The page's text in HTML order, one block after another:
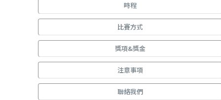
時程
比賽方式
獎項&獎金
注意事項
聯絡我們